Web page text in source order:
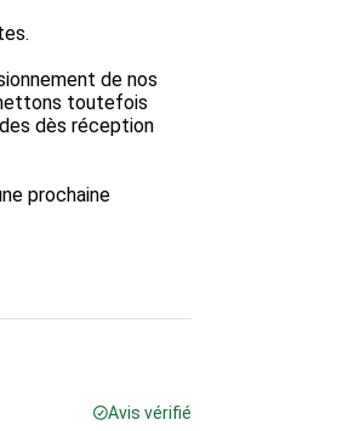
de nos
toutefois
dès réception
prochaine
Avis vérifié